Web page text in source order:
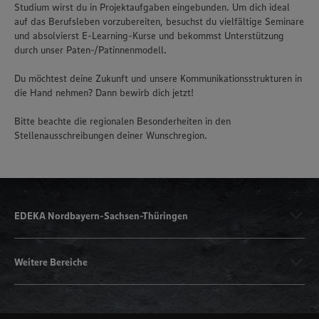
Studium wirst du in Projektaufgaben eingebunden. Um dich ideal
auf das Berufsleben vorzubereiten, besuchst du vielfältige Seminare
und absolvierst E-Learning-Kurse und bekommst Unterstützung
durch unser Paten-/Patinnenmodell.
Du möchtest deine Zukunft und unsere Kommunikationsstrukturen in
die Hand nehmen? Dann bewirb dich jetzt!
Bitte beachte die regionalen Besonderheiten in den
Stellenausschreibungen deiner Wunschregion.
EDEKA Nordbayern-Sachsen-Thüringen
Weitere Bereiche